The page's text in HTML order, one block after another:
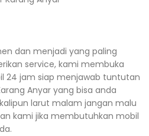
dan menjadi yang paling
service, kami membuka
24 jam siap menjawab tuntutan
Anyar yang bisa anda
larut malam jangan malu
kami jika membutuhkan mobil